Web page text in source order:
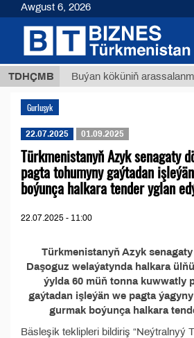
TDHÇMB
ТМТ Buýan köküniň
Gurluşyk
22.07.2025 01.09.2025
Türkmenistanyň Azyk senagaty
pagta tohumyny gaýtadan
boýunça halkara tender yglan
22.07.2025 - 11:00
Türkmenistanyň Azyk
Daşoguz welaýatynda halkara
ýylda 60 müň tonna kuwwatly
gaýtadan işleýän we pagta
gurmak boýunça halkara
Bäsleşik teklipleri bildiriş “Neýtralnyý
Awgust 6, 2026